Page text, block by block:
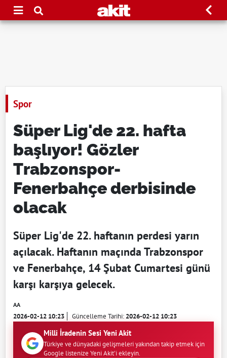
Spor
Süper Lig'de 22. hafta
başlıyor! Gözler
Trabzonspor-
Fenerbahçe derbisinde
olacak
Süper Lig'de 22. haftanın perdesi yarın
açılacak. Haftanın maçında Trabzonspor
ve Fenerbahçe, 14 Şubat Cumartesi günü
karşı karşıya gelecek.
AA
2026-02-12 10:23 Güncelleme Tarihi:2026-02-12 10:23
Milli İradenin Sesi Yeni Akit
Türkiye ve dünyadaki gelişmeleri yakından takip etmek için
Google listenize Yeni Akit'i ekleyin.